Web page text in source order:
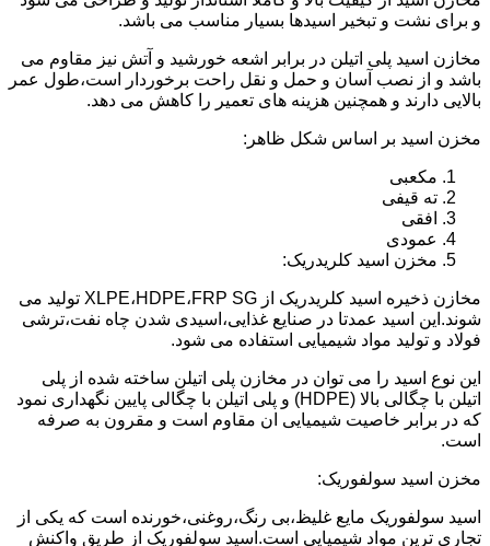
و برای نشت و تبخیر اسیدها بسیار مناسب می باشد.
مخازن اسید پلی اتیلن در برابر اشعه خورشید و آتش نیز مقاوم می
باشد و از نصب آسان و حمل و نقل راحت برخوردار است،طول عمر
بالایی دارند و همچنین هزینه های تعمیر را کاهش می دهد.
مخزن اسید بر اساس شکل ظاهر:
مکعبی
ته قیفی
افقی
عمودی
مخزن اسید کلریدریک:
مخازن ذخیره اسید کلریدریک از XLPE،HDPE،FRP SG تولید می
شوند.این اسید عمدتا در صنایع غذایی،اسیدی شدن چاه نفت،ترشی
فولاد و تولید مواد شیمیایی استفاده می شود.
این نوع اسید را می توان در مخازن پلی اتیلن ساخته شده از پلی
اتیلن با چگالی بالا (HDPE) و پلی اتیلن با چگالی پایین نگهداری نمود
که در برابر خاصیت شیمیایی ان مقاوم است و مقرون به صرفه
است.
مخزن اسید سولفوریک:
اسید سولفوریک مایع غلیظ،بی رنگ،روغنی،خورنده است که یکی از
تجاری ترین مواد شیمیایی است.اسید سولفوریک از طریق واکنش